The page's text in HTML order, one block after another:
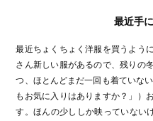
最近手
最近ちょくちょく洋服を買うよう
さん新しい服があるので、残りの
つ、ほとんどまだ一回も着ていな
もお気に入りはありますか？」）
す。ほんの少ししか映っていない